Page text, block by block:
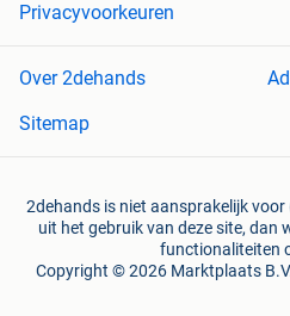
Privacyvoorkeuren
Over 2dehands
Sitemap
2dehands is niet aansprakelijk
uit het gebruik van deze site, dan
functionaliteiten
Copyright © 2026 Marktplaats